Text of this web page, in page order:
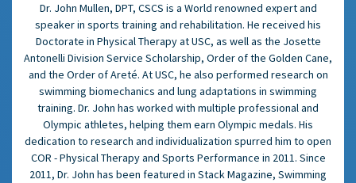
Dr. John Mullen, DPT, CSCS is a World renowned expert and
speaker in sports training and rehabilitation. He received his
Doctorate in Physical Therapy at USC, as well as the Josette
Antonelli Division Service Scholarship, Order of the Golden Cane,
and the Order of Areté. At USC, he also performed research on
swimming biomechanics and lung adaptations in swimming
training. Dr. John has worked with multiple professional and
Olympic athletes, helping them earn Olympic medals. His
dedication to research and individualization spurred him to open
COR - Physical Therapy and Sports Performance in 2011. Since
2011, Dr. John has been featured in Stack Magazine, Swimming